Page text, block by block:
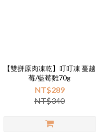
【雙拼原肉凍乾】叮叮凍 蔓越
莓/藍莓雞70g
NT$289
NT$340